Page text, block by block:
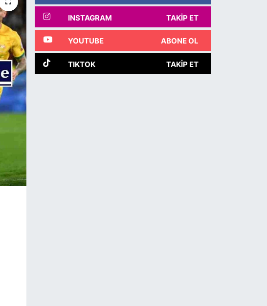
INSTAGRAM TAKIP ET
YOUTUBE ABONE OL
TIKTOK TAKIP ET